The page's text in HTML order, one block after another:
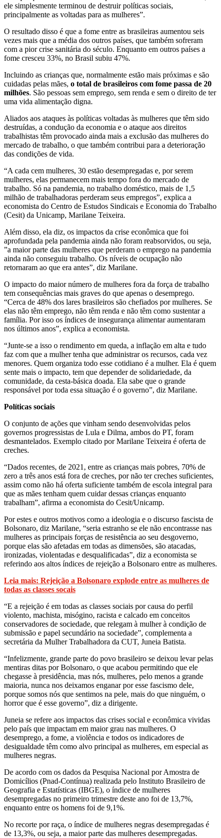
ele simplesmente terminou de destruir políticas sociais,
principalmente as voltadas para as mulheres”.
O resultado disso é que a fome entre as brasileiras aumentou seis
vezes mais que a média dos outros países, que também sofreram
com a pior crise sanitária do século. Enquanto em outros países a
fome cresceu 33%, no Brasil subiu 47%.
Incluindo as crianças que, normalmente estão mais próximas e são
cuidadas pelas mães, o total de brasileiros com fome passa de 20
milhões. São pessoas sem emprego, sem renda e sem o direito de ter
uma vida alimentação digna.
Aliados aos ataques às políticas voltadas às mulheres que têm sido
destruídas, a condução da economia e o ataque aos direitos
trabalhistas têm provocado ainda mais a exclusão das mulheres do
mercado de trabalho, o que também contribui para a deterioração
das condições de vida.
“A cada cem mulheres, 30 estão desempregadas e, por serem
mulheres, elas permanecem mais tempo fora do mercado de
trabalho. Só na pandemia, no trabalho doméstico, mais de 1,5
milhão de trabalhadoras perderam seus empregos”, explica a
economista do Centro de Estudos Sindicais e Economia do Trabalho
(Cesit) da Unicamp, Marilane Teixeira.
Além disso, ela diz, os impactos da crise econômica que foi
aprofundada pela pandemia ainda não foram reabsorvidos, ou seja,
”a maior parte das mulheres que perderam o emprego na pandemia
ainda não conseguiu trabalho. Os níveis de ocupação não
retornaram ao que era antes”, diz Marilane.
O impacto do maior número de mulheres fora da força de trabalho
tem consequências mais graves do que apenas o desemprego.
“Cerca de 48% dos lares brasileiros são chefiados por mulheres. Se
elas não têm emprego, não têm renda e não têm como sustentar a
família. Por isso os índices de insegurança alimentar aumentaram
nos últimos anos”, explica a economista.
“Junte-se a isso o rendimento em queda, a inflação em alta e tudo
faz com que a mulher tenha que administrar os recursos, cada vez
menores. Quem organiza todo esse cotidiano é a mulher. Ela é quem
sente mais o impacto, tem que depender de solidariedade, da
comunidade, da cesta-básica doada. Ela sabe que o grande
responsável por toda essa situação é o governo”, diz Marilane.
Políticas sociais
O conjunto de ações que vinham sendo desenvolvidas pelos
governos progressistas de Lula e Dilma, ambos do PT, foram
desmantelados. Exemplo citado por Marilane Teixeira é oferta de
creches.
“Dados recentes, de 2021, entre as crianças mais pobres, 70% de
zero a três anos está fora de creches, por não ter creches suficientes,
assim como não há oferta suficiente também de escola integral para
que as mães tenham quem cuidar dessas crianças enquanto
trabalham”, afirma a economista do Cesit/Unicamp.
Por estes e outros motivos como a ideologia e o discurso fascista de
Bolsonaro, diz Marilane, “seria estranho se ele não encontrasse nas
mulheres as principais forças de resistência ao seu desgoverno,
porque elas são afetadas em todas as dimensões, são atacadas,
ironizadas, violentadas e desqualificadas”, diz a economista se
referindo aos altos índices de rejeição a Bolsonaro entre as mulheres.
Leia mais: Rejeição a Bolsonaro explode entre as mulheres de
todas as classes socais
“E a rejeição é em todas as classes sociais por causa do perfil
violento, machista, misógino, racista e calcado em conceitos
conservadores de sociedade, que relegam à mulher à condição de
submissão e papel secundário na sociedade”, complementa a
secretária da Mulher Trabalhadora da CUT, Juneia Batista.
“Infelizmente, grande parte do povo brasileiro se deixou levar pelas
mentiras ditas por Bolsonaro, o que acabou permitindo que ele
chegasse à presidência, mas nós, mulheres, pelo menos a grande
maioria, nunca nos deixamos enganar por esse fascismo dele,
porque somos nós que sentimos na pele, mais do que ninguém, o
horror que é esse governo”, diz a dirigente.
Juneia se refere aos impactos das crises social e econômica vividas
pelo país que impactam em maior grau nas mulheres. O
desemprego, a fome, a violência e todos os indicadores de
desigualdade têm como alvo principal as mulheres, em especial as
mulheres negras.
De acordo com os dados da Pesquisa Nacional por Amostra de
Domicílios (Pnad-Contínua) realizada pelo Instituto Brasileiro de
Geografia e Estatísticas (IBGE), o índice de mulheres
desempregadas no primeiro trimestre deste ano foi de 13,7%,
enquanto entre os homens foi de 9,1%.
No recorte por raça, o índice de mulheres negras desempregadas é
de 13,3%, ou seja, a maior parte das mulheres desempregadas.